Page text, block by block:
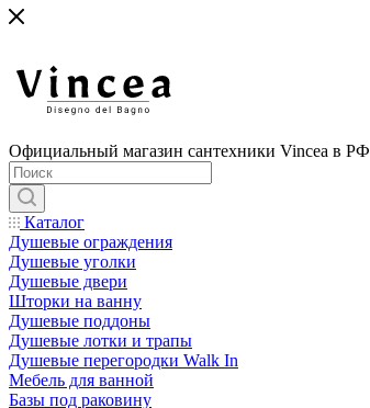
Официальный магазин сантехники Vincea в РФ
Каталог
Душевые ограждения
Душевые уголки
Душевые двери
Шторки на ванну
Душевые поддоны
Душевые лотки и трапы
Душевые перегородки Walk In
Мебель для ванной
Базы под раковину